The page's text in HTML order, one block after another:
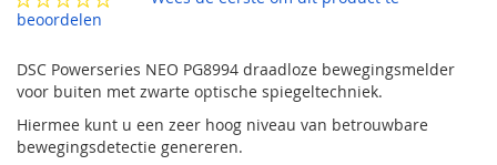
gallerij
beoordelen
DSC Powerseries NEO PG8994 draadloze bewegingsmelder
voor buiten met zwarte optische spiegeltechniek.
Hiermee kunt u een zeer hoog niveau van betrouwbare
bewegingsdetectie genereren.